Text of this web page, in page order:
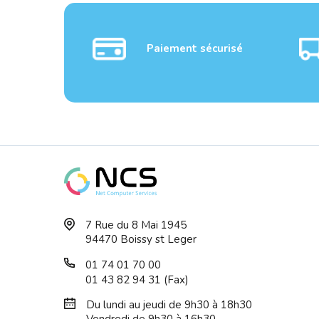
TP-LINK 16-Port Gigabit
Easy Smart Sw...
Paiement sécurisé
7 Rue du 8 Mai 1945
94470 Boissy st Leger
01 74 01 70 00
01 43 82 94 31 (Fax)
Du lundi au jeudi de 9h30 à 18h30